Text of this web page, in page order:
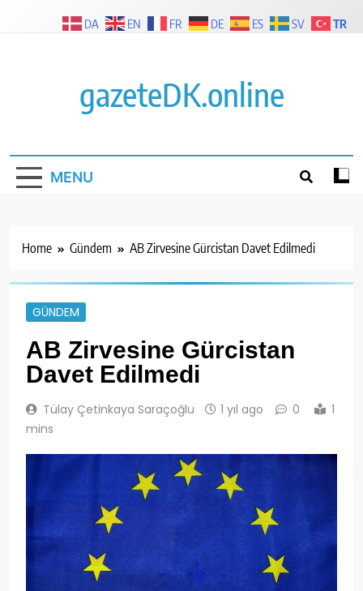
gazeteDK.online
MENU
Home Gündem AB Zirvesine Gürcistan Davet Edilmedi
GÜNDEM
AB Zirvesine Gürcistan
Davet Edilmedi
Tülay Çetinkaya Saraçoğlu 1 yıl ago 0
1
mins
DA EN FR DE ES SV TR